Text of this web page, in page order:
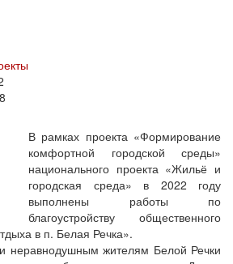
В рамках проекта «Формирование
комфортной городской среды»
национального проекта «Жильё и
городская среда» в 2022 году
выполнены работы по
благоустройству общественного
в п. Белая Речка».
неравнодушным жителям Белой Речки